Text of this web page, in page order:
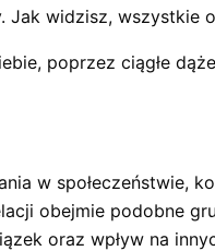
widzisz, wszystkie
poprzez ciągłe
w społeczeństwie,
obejmie podobne
oraz wpływ na